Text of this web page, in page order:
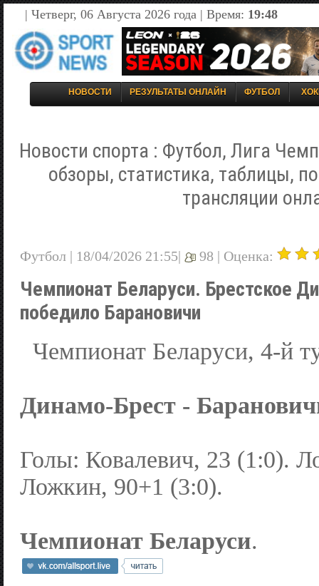
| Четверг, 06 Августа 2026 года | Время: 19:48
НОВОСТИ РЕЗУЛЬТАТЫ ОНЛАЙН ФУТБОЛ
Новости спорта : Футбол, Лига
обзоры, статистика, таблицы,
трансляции
Футбол | 18/04/2026 21:55| 98 | Оценка:
Чемпионат Беларуси. Брестское
победило Барановичи
Чемпионат Беларуси, 4-й
Динамо-Брест -
Голы: Ковалевич, 23 (1:0).
Ложкин, 90+1 (3:0).
Чемпионат Беларуси.